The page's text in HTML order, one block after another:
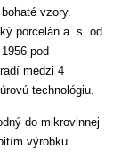
vzory.
porcelán a. s. od
pod
medzi 4
technológiu.
do mikrovlnnej
výrobku.